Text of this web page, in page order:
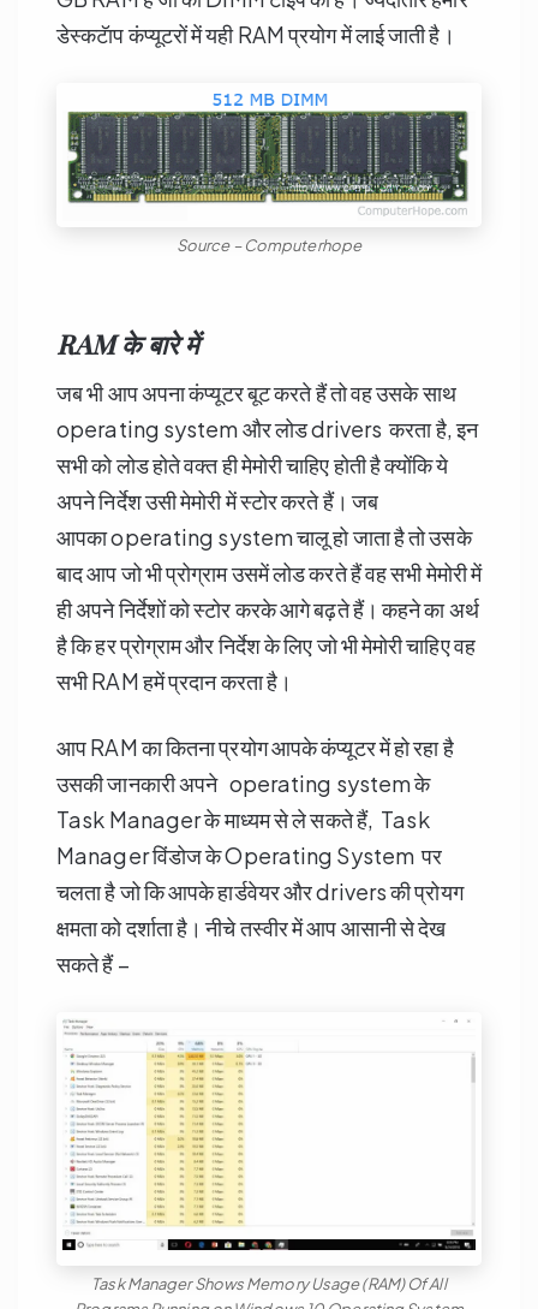
डेस्कटॅाप कंप्यूटरों में यही RAM प्रयोग में लाई जाती है।
Source – Computerhope
RAM के बारे में
जब भी आप अपना कंप्यूटर बूट करते हैं तो वह उसके साथ
operating system और लोड drivers करता है, इन
सभी को लोड होते वक्त ही मेमोरी चाहिए होती है क्योंकि ये
अपने निर्देश उसी मेमोरी में स्टोर करते हैं। जब
आपका operating system चालू हो जाता है तो उसके
बाद आप जो भी प्रोग्राम उसमें लोड करते हैं वह सभी मेमोरी में
ही अपने निर्देशों को स्टोर करके आगे बढ़ते हैं। कहने का अर्थ
है कि हर प्रोग्राम और निर्देश के लिए जो भी मेमोरी चाहिए वह
सभी RAM हमें प्रदान करता है।
आप RAM का कितना प्रयोग आपके कंप्यूटर में हो रहा है
उसकी जानकारी अपने operating system के
Task Manager के माध्यम से ले सकते हैं, Task
Manager विंडोज के Operating System पर
चलता है जो कि आपके हार्डवेयर और drivers की प्रोयग
क्षमता को दर्शाता है। नीचे तस्वीर में आप आसानी से देख
सकते हैं –
Task Manager Shows Memory Usage (RAM) Of All